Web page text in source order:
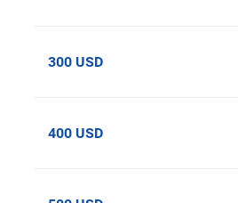
300 USD
400 USD